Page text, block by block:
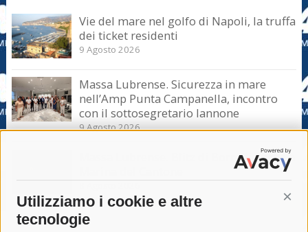
Utilizziamo i cookie e altre
tecnologie
Vie del mare nel golfo di Napoli, la truffa
dei ticket residenti
9 Agosto 2026
Massa Lubrense. Sicurezza in mare
nell’Amp Punta Campanella, incontro
con il sottosegretario Iannone
9 Agosto 2026
Massa Lubrense. Blitz di Borrelli anche a